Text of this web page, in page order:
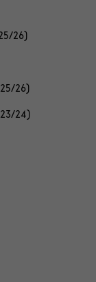
26)
26)
24)